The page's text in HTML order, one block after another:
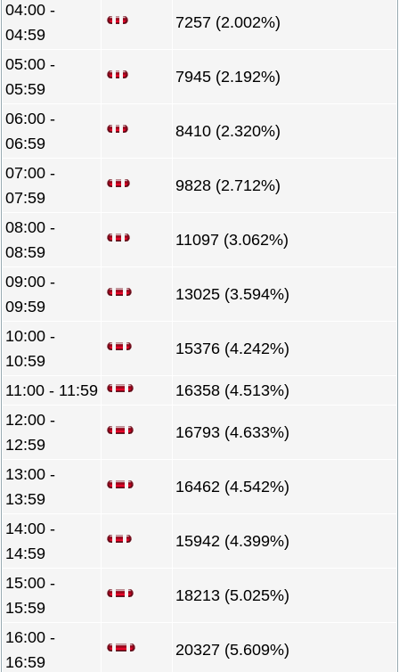
04:00 -
04:59
7257 (2.002%)
05:00 -
05:59
7945 (2.192%)
06:00 -
06:59
8410 (2.320%)
07:00 -
07:59
9828 (2.712%)
08:00 -
08:59
11097 (3.062%)
09:00 -
09:59
13025 (3.594%)
10:00 -
10:59
15376 (4.242%)
11:00 - 11:59
16358 (4.513%)
12:00 -
12:59
16793 (4.633%)
13:00 -
13:59
16462 (4.542%)
14:00 -
14:59
15942 (4.399%)
15:00 -
15:59
18213 (5.025%)
16:00 -
16:59
20327 (5.609%)